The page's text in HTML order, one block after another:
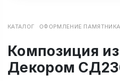
КАТАЛОГ ОФОРМЛЕНИЕ ПАМЯТНИКА
Композиция
Декором